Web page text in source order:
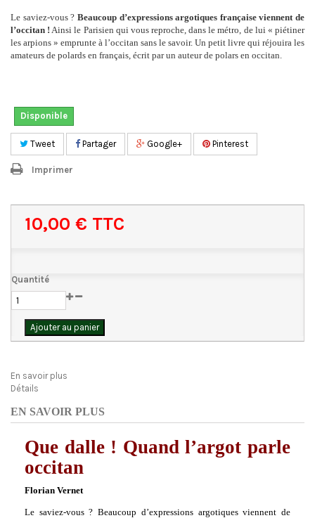
Le saviez-vous ? Beaucoup d’expressions argotiques française viennent de
l’occitan ! Ainsi le Parisien qui vous reproche, dans le métro, de lui « piétiner
les arpions » emprunte à l’occitan sans le savoir. Un petit livre qui réjouira les
amateurs de polards en français, écrit par un auteur de polars en occitan.
Disponible
Tweet Partager Google+ Pinterest
Imprimer
10,00 € TTC
Quantité
Ajouter au panier
En savoir plus
Détails
EN SAVOIR PLUS
Que dalle ! Quand l’argot parle
occitan
Florian Vernet
Le saviez-vous ? Beaucoup d’expressions argotiques viennent de